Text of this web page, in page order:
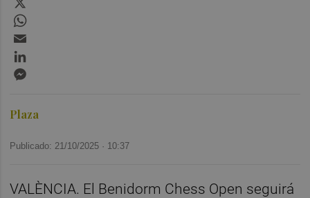
Plaza
Publicado: 21/10/2025 · 10:37
VALÈNCIA. El Benidorm Chess Open seguirá